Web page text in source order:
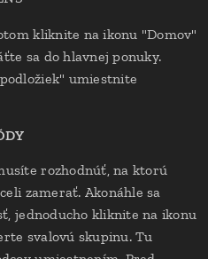
kliknite na ikonu "Domov"
sa do hlavnej ponuky.
umiestnite
rozhodnúť, na ktorú
zamerať. Akonáhle sa
jednoducho kliknite na ikonu
svalovú skupinu. Tu